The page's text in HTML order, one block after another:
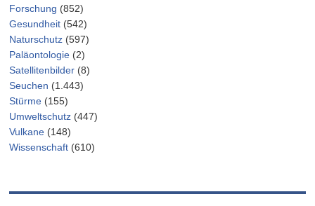
Forschung (852)
Gesundheit (542)
Naturschutz (597)
Paläontologie (2)
Satellitenbilder (8)
Seuchen (1.443)
Stürme (155)
Umweltschutz (447)
Vulkane (148)
Wissenschaft (610)